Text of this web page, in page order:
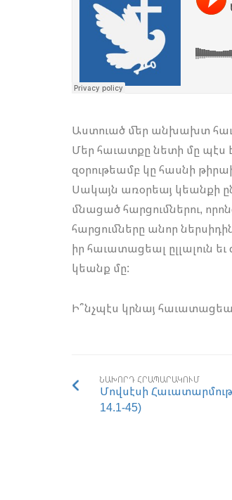
Աստուած մեր անխախտ
Մեր հաւատքը նետի մը պէս
զօրութեամբ կը հասնի
Սակայն առօրեայ
մնացած հարցումներու,
հարցումները անոր
իր հաւատացեալ ըլլալուն
կեանք մը:
Ի՞նչպէս կրնայ
ՆԱԽՈՐԴ ՀՐԱՊԱՐԱԿՈՒՄ
Մովսէսի
14.1-45)